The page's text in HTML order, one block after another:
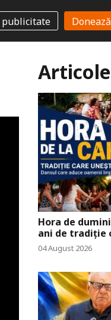
publicitate
Hora de
ani de tradiție
04 August 2026